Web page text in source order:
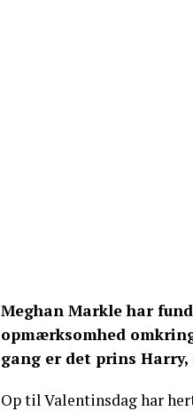
Meghan Markle har
opmærksomhed
gang er det prins
Op til Valentinsdag har